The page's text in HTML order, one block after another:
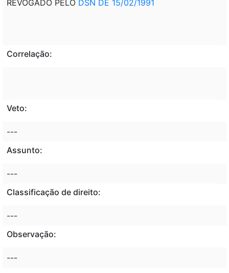
REVOGADO PELO DSN DE 15/02/1991
Correlação:
Veto:
---
Assunto:
---
Classificação de direito:
---
Observação:
---